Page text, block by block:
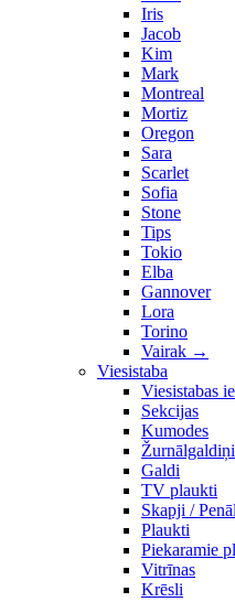
Iris
Jacob
Kim
Mark
Montreal
Mortiz
Oregon
Sara
Scarlet
Sofia
Stone
Tips
Tokio
Elba
Gannover
Lora
Torino
Vairak →
Viesistaba
Viesistabas
Sekcijas
Kumodes
Žurnālgaldiņi
Galdi
TV plaukti
Skapji /
Plaukti
Piekaramie
Vitrīnas
Krēsli